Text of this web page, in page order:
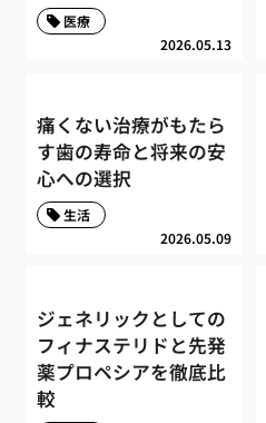
2026.05.13
医療
痛くない治療がもたら
す歯の寿命と将来の安
心への選択
2026.05.09
生活
ジェネリックとしての
フィナステリドと先発
薬プロペシアを徹底比
較